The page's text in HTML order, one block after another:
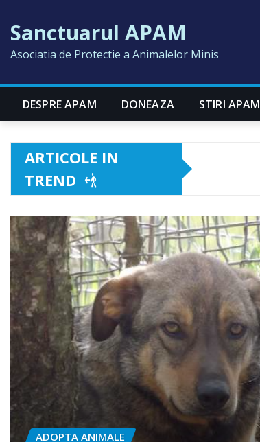
content
Sanctuarul APAM
Asociatia de Protectie a Animalelor Minis
DESPRE APAM DONEAZA STIRI APAM
ARTICOLE IN
TREND